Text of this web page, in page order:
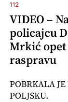
112
VIDEO –
policajcu
Mrkić
raspravu
POBRKALA
POLJSKU.